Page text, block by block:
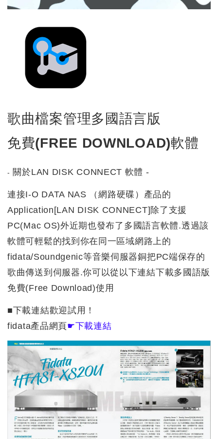
歌曲檔案管理多國語言版
免費(FREE DOWNLOAD)軟體
- 關於LAN DISK CONNECT 軟體 -
連接I-O DATA NAS （網路硬碟）產品的
Application[LAN DISK CONNECT]除了支援
PC(Mac OS)外近期也發布了多國語言軟體.透過該
軟體可輕鬆的找到你在同一區域網路上的
fidata/Soundgenic等音樂伺服器銅把PC端保存的
歌曲傳送到伺服器.你可以從以下連結下載多國語版
免費(Free Download)使用
■下載連結歡迎試用！
fidata產品網頁☛下載連結